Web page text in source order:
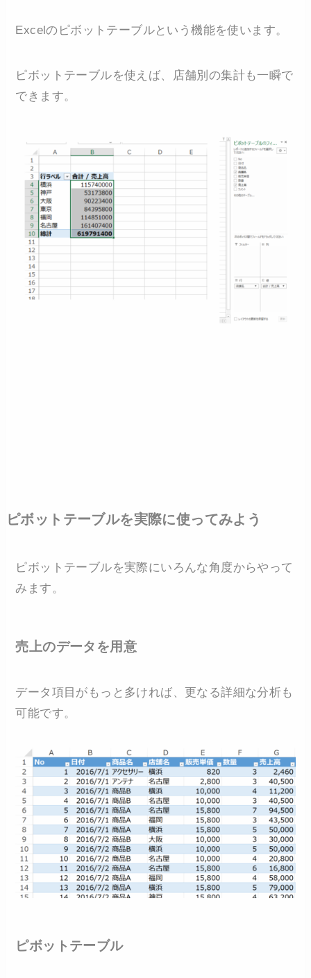
Excelのピボットテーブルという機能を使います。
ピボットテーブルを使えば、店舗別の集計も一瞬で
できます。
ピボットテーブルを実際に使ってみよう
ピボットテーブルを実際にいろんな角度からやって
みます。
売上のデータを用意
データ項目がもっと多ければ、更なる詳細な分析も
可能です。
ピボットテーブル